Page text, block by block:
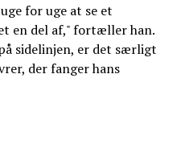
for uge at se et
en del af," fortæller han.
sidelinjen, er det særligt
der fanger hans